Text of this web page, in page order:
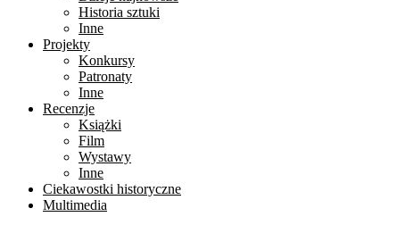
Historia sztuki
Inne
Projekty
Konkursy
Patronaty
Inne
Recenzje
Książki
Film
Wystawy
Inne
Ciekawostki historyczne
Multimedia